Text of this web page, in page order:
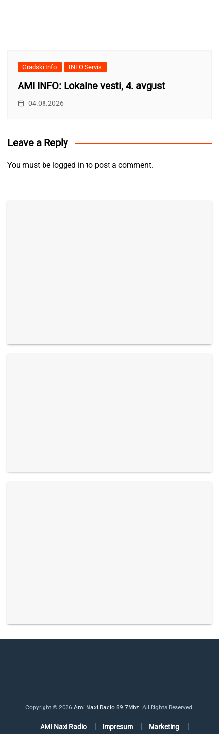
Gradski Info INFO Servis
AMI INFO: Lokalne vesti, 4. avgust
04.08.2026
Leave a Reply
You must be logged in to post a comment.
Copyright © 2026 Ami Naxi Radio 89.7Mhz. All Rights Reserved.
AMI Naxi Radio Impresum Marketing